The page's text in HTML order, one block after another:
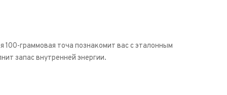
граммовая точа познакомит вас с эталонным
запас внутренней энергии.